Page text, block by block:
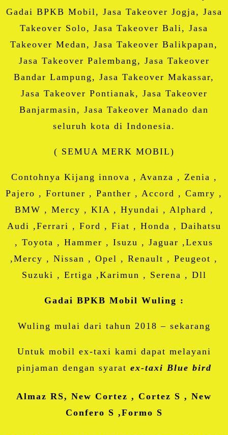
Gadai BPKB Mobil, Jasa Takeover Jogja, Jasa
Takeover Solo, Jasa Takeover Bali, Jasa
Takeover Medan, Jasa Takeover Balikpapan,
Jasa Takeover Palembang, Jasa Takeover
Bandar Lampung, Jasa Takeover Makassar,
Jasa Takeover Pontianak, Jasa Takeover
Banjarmasin, Jasa Takeover Manado dan
seluruh kota di Indonesia.
( SEMUA MERK MOBIL)
Contohnya Kijang innova , Avanza , Zenia ,
Pajero , Fortuner , Panther , Accord , Camry ,
BMW , Mercy , KIA , Hyundai , Alphard ,
Audi ,Ferrari , Ford , Fiat , Honda , Daihatsu
, Toyota , Hammer , Isuzu , Jaguar ,Lexus
,Mercy , Nissan , Opel , Renault , Peugeot ,
Suzuki , Ertiga ,Karimun , Serena , Dll
Gadai BPKB Mobil Wuling :
Wuling mulai dari tahun 2018 – sekarang
Untuk mobil ex-taxi kami dapat melayani
pinjaman dengan syarat ex-taxi Blue bird
Almaz RS, New Cortez , Cortez S , New
Confero S ,Formo S